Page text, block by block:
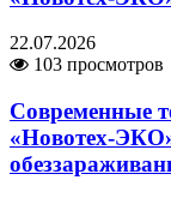
22.07.2026
103 просмотров
Современные
«Новотех-